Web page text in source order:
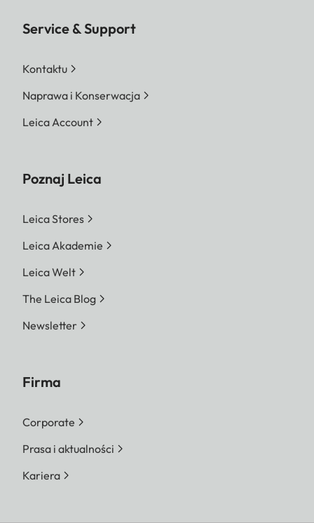
Service & Support
Kontaktu
Naprawa i Konserwacja
Leica Account
Poznaj Leica
Leica Stores
Leica Akademie
Leica Welt
The Leica Blog
Newsletter
Firma
Corporate
Prasa i aktualności
Kariera